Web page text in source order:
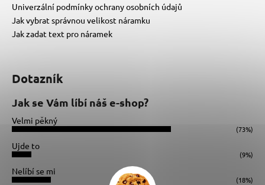
Univerzální podmínky ochrany osobních údajů
Jak vybrat správnou velikost náramku
Jak zadat text pro náramek
Dotazník
Jak se Vám líbí náš e-shop?
Velmi pěkný
(73%)
Ujde to
(9%)
Nelíbí se mi
(18%)